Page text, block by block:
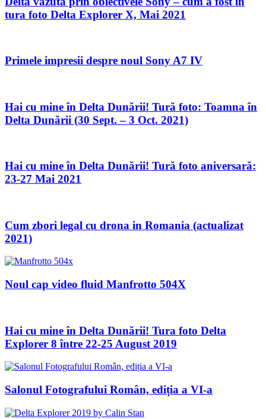
tura foto Delta Explorer X, Mai 2021
Primele impresii despre noul Sony A7 IV
Hai cu mine în Delta Dunării! Tură foto: Toamna în
Delta Dunării (30 Sept. – 3 Oct. 2021)
Hai cu mine în Delta Dunării! Tură foto aniversară:
23-27 Mai 2021
Cum zbori legal cu drona in Romania (actualizat
2021)
Noul cap video fluid Manfrotto 504X
Hai cu mine în Delta Dunării! Tura foto Delta
Explorer 8 între 22-25 August 2019
Salonul Fotografului Român, ediția a VI-a